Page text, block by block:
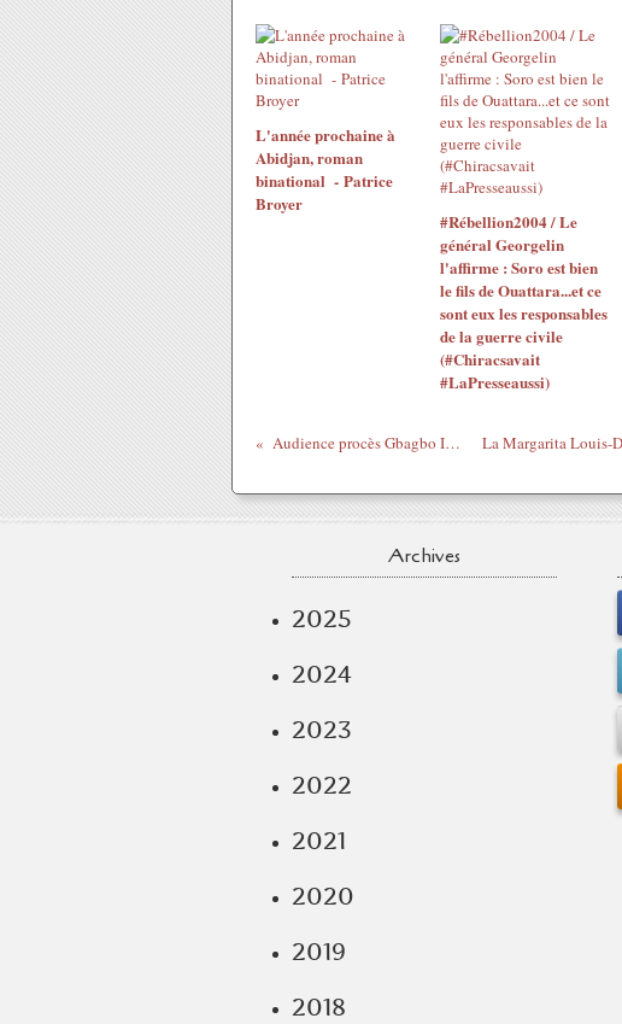
L'année prochaine à
Abidjan, roman
binational - Patrice
Broyer
#Rébellion2004 / Le
général Georgelin
l'affirme : Soro est bien
le fils de Ouattara...et ce
sont eux les responsables
de la guerre civile
(#Chiracsavait
#LaPresseaussi)
Audience procès Gbagbo ICC - Part 2
Archives
2025
2024
2023
2022
2021
2020
2019
2018